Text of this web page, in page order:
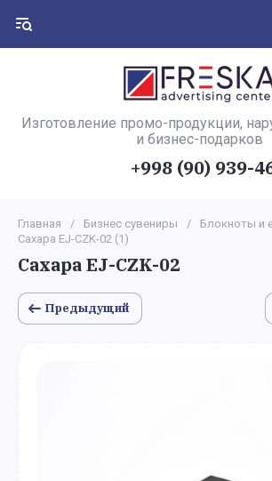
Изготовление промо-продукции,
и бизнес-подарков
+998 (90) 939-
Главная / Бизнес сувениры / Блокноты и
Сахара EJ-CZK-02 (1)
Сахара EJ-CZK-02
Предыдущий